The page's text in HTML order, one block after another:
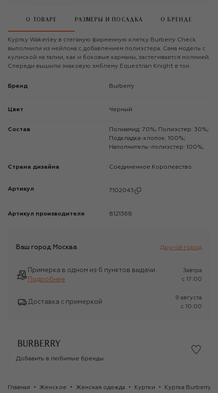
О ТОВАРЕ РАЗМЕРЫ И ПОСАДКА О БРЕНДЕ
Куртку Wakerley в стеганую фирменную клетку Burberry Check
выполнили из нейлона с добавлением полиэстера. Сама модель с
кулиской на талии, как и боковые карманы, застегивается молнией.
Спереди вышили знаковую эмблему Equestrian Knight в тон.
Бренд Burberry
Цвет Черный
Состав
Полиамид: 70%; Полиэстер: 30%;
Подкладка-хлопок: 100%;
Наполнитель-полиэстер: 100%;
Страна дизайна Соединенное Королевство
Артикул 7102043
Артикул производителя 8121368
Ваш город Москва Другой город
Примерка в одном из 6 пунктов выдачи
Подробнее
Завтра
c 17:00
Доставка с примеркой
9 августа
c 10:00
Добавить в любимые бренды
Главная Женское Женская одежда Куртки Куртка Burberry